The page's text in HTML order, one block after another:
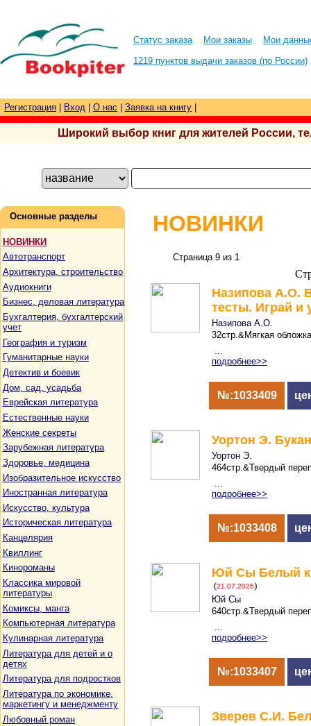
Статус заказа Мои заказы
Мои
1219 пунктов выдачи заказов (по России)
Регистрация Вход О нас Заявка на книгу
Широкий выбор книг для жителей России,
Основные разделы
НОВИНКИ
Автотранспорт
Архитектура, строительство
Аудиокниги
Бизнес, деловая литература
Бухгалтерия, бухгалтерский
учет
География и туризм
Гуманитарные науки
Детектив и боевик
Дом, сад, усадьба
Еврейская литература
Естественные науки
Женские секреты
Зарубежная литература
Здоровье, медицина
Изобразительное искусство
Иностранная литература
Искусство, культура
Историческая литература
Канцелярия
Квиллинг
Кинороманы
Классика мировой
литературы
Комиксы, манга
Компьютерная литература
Кулинарная литература
Литература для детей и о
детях
Литература для подростков
Литература по экономике,
маркетингу и менеджменту
Любовный роман
НОВИНКИ
Страница 9 из 1
Назипова А.О.
тесты. Играй и
Назипова А.О.
32стр.&Мягкая
...
подробнее>>
№:1033409
Уортон Э.
Уортон Э.
464стр.&Твердый
...
подробнее>>
№:1033408
Юй Сы Белый
(21.07.2026)
Юй Сы
640стр.&Твердый
...
подробнее>>
№:1033407
Зверев С.И.